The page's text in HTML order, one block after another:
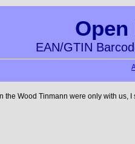
Open
EAN/GTIN
the Wood Tinmann were only with us,